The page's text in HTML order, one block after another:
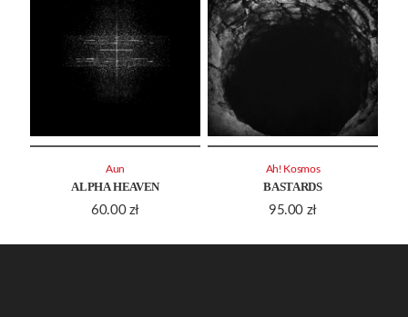
ALPHA HEAVEN
60.00 zł
Aun
BASTARDS
95.00 zł
Ah! Kosmos